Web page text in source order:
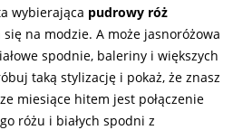
wybierająca pudrowy róż
na modzie. A może jasnoróżowa
spodnie, baleriny i większych
taką stylizację i pokaż, że znasz
miesiące hitem jest połączenie
różu i białych spodni z